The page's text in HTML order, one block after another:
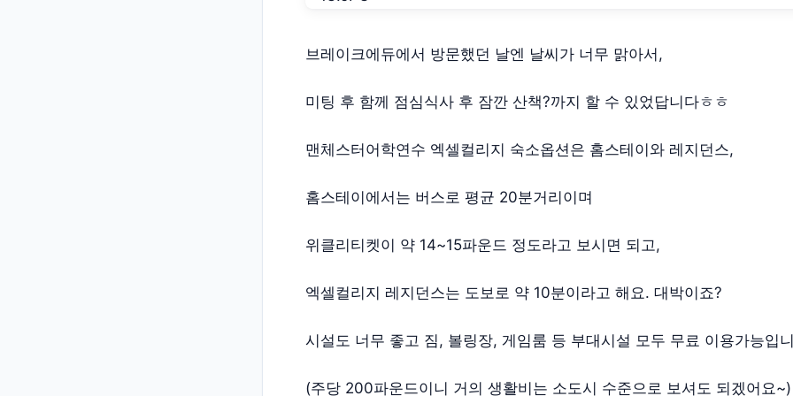
브레이크에듀에서 방문했던 날엔 날씨가 너무 맑아서,
미팅 후 함께 점심식사 후 잠깐 산책?까지 할 수 있었답니다ㅎㅎ
맨체스터어학연수 엑셀컬리지 숙소옵션은 홈스테이와 레지던스,
홈스테이에서는 버스로 평균 20분거리이며
위클리티켓이 약 14~15파운드 정도라고 보시면 되고,
엑셀컬리지 레지던스는 도보로 약 10분이라고 해요. 대박이죠?
시설도 너무 좋고 짐, 볼링장, 게임룸 등 부대시설 모두 무료 이용가능입
(주당 200파운드이니 거의 생활비는 소도시 수준으로 보셔도 되겠어요~)